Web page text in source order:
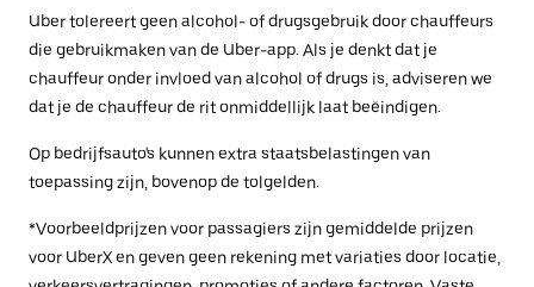
Uber tolereert geen alcohol- of drugsgebruik door chauffeurs
die gebruikmaken van de Uber-app. Als je denkt dat je
chauffeur onder invloed van alcohol of drugs is, adviseren we
dat je de chauffeur de rit onmiddellijk laat beëindigen.
Op bedrijfsauto's kunnen extra staatsbelastingen van
toepassing zijn, bovenop de tolgelden.
*Voorbeeldprijzen voor passagiers zijn gemiddelde prijzen
voor UberX en geven geen rekening met variaties door locatie,